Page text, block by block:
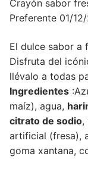
Crayón sabor
Preferente 01/
El dulce sabor a
Disfruta del
llévalo a todas
Ingredientes
maíz), agua,
citrato de sodio,
artificial (fresa),
goma xantana,